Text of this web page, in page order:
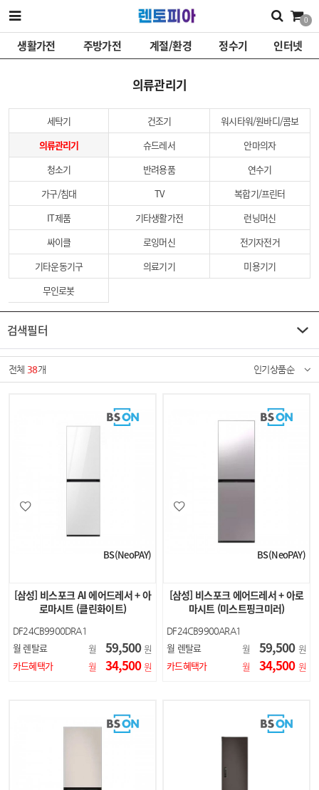
0
생활가전 주방가전 계절/환경 정수기 인터넷
의류관리기
세탁기 건조기
워시타워/원바디/콤보
의류관리기
슈드레서
안마의자
청소기
반려용품
연수기
가구/침대
TV
복합기/프린터
IT제품
기타생활가전
런닝머신
싸이클
로잉머신
전기자전거
기타운동기구
의료기기
미용기기
무인로봇
검색필터
전체 38개 인기상품순
BS(NeoPAY)
[삼성] 비스포크 AI 에어드레서 + 아
로마시트 (클린화이트)
DF24CB9900DRA1
월 렌탈료 월 59,500 원
카드혜택가
월 34,500 원
BS(NeoPAY)
[삼성] 비스포크 에어드레서 + 아로
마시트 (미스트핑크미러)
DF24CB9900ARA1
월 렌탈료 월 59,500 원
카드혜택가
월 34,500 원